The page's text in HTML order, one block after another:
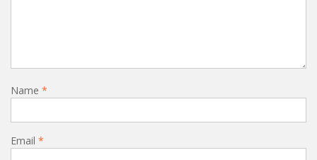
Name *
Email *